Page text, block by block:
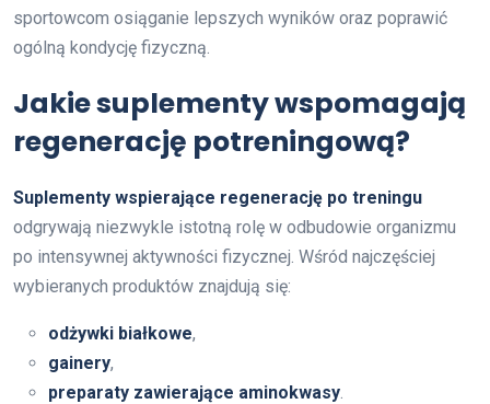
sportowcom osiąganie lepszych wyników oraz poprawić
ogólną kondycję fizyczną.
Jakie suplementy wspomagają
regenerację potreningową?
Suplementy wspierające regenerację po treningu
odgrywają niezwykle istotną rolę w odbudowie organizmu
po intensywnej aktywności fizycznej. Wśród najczęściej
wybieranych produktów znajdują się:
odżywki białkowe,
gainery,
preparaty zawierające aminokwasy.